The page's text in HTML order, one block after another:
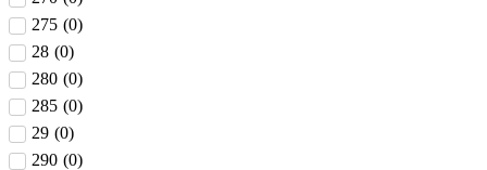
275 (0)
28 (0)
280 (0)
285 (0)
29 (0)
290 (0)